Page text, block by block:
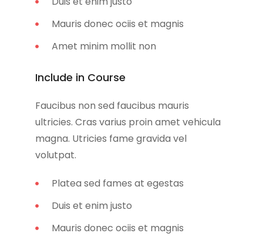
Mauris donec ociis et magnis
Amet minim mollit non
Include in Course
Faucibus non sed faucibus mauris
ultricies. Cras varius proin amet vehicula
magna. Utricies fame gravida vel
volutpat.
Platea sed fames at egestas
Duis et enim justo
Mauris donec ociis et magnis